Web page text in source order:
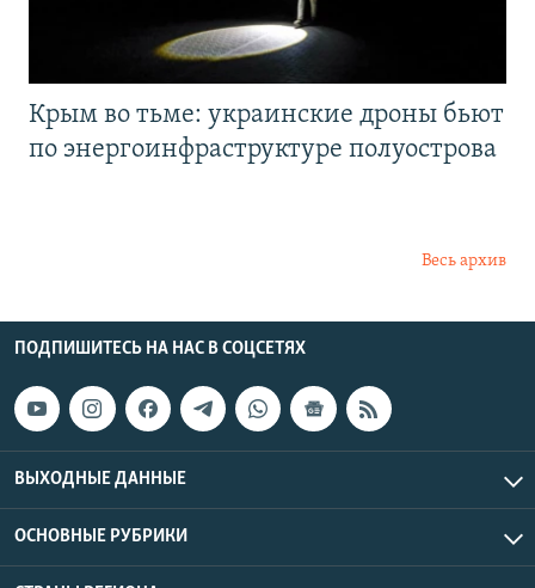
Крым во тьме: украинские дроны бьют
по энергоинфраструктуре полуострова
Весь архив
ПОДПИШИТЕСЬ НА НАС В СОЦСЕТЯХ
ВЫХОДНЫЕ ДАННЫЕ
ОСНОВНЫЕ РУБРИКИ